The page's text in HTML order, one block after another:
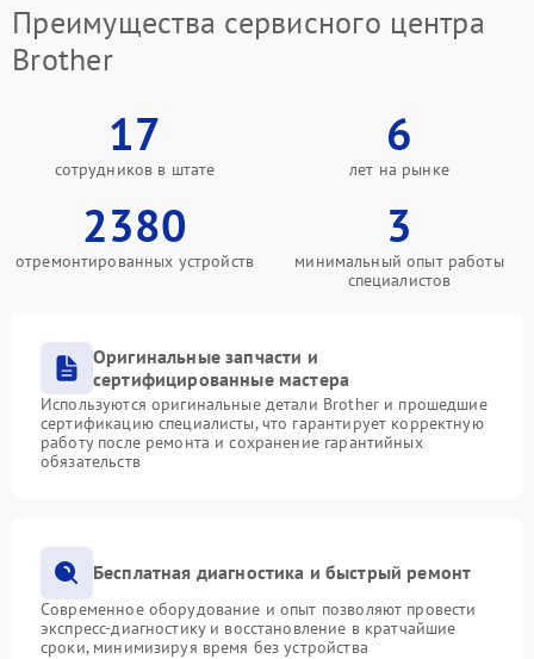
Преимущества сервисного центра
Brother
17
сотрудников в штате
6
лет на рынке
2380
отремонтированных устройств
3
минимальный опыт работы
специалистов
Оригинальные запчасти и
сертифицированные мастера
Используются оригинальные детали Brother и прошедшие
сертификацию специалисты, что гарантирует корректную
работу после ремонта и сохранение гарантийных
обязательств
Бесплатная диагностика и быстрый ремонт
Современное оборудование и опыт позволяют провести
экспресс-диагностику и восстановление в кратчайшие
сроки, минимизируя время без устройства